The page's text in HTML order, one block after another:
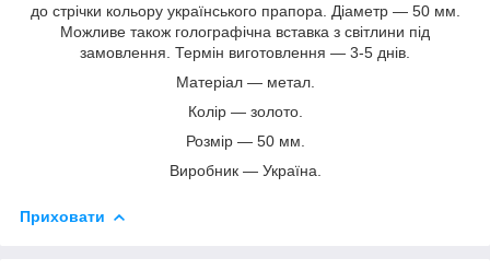
до стрічки кольору українського прапора. Діаметр — 50 мм.
Можливе також голографічна вставка з світлини під
замовлення. Термін виготовлення — 3-5 днів.
Матеріал — метал.
Колір — золото.
Розмір — 50 мм.
Виробник — Україна.
Приховати